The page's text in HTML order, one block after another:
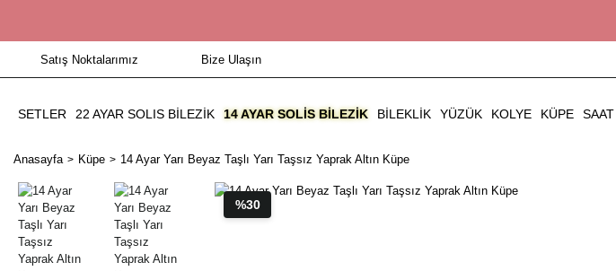
Satış Noktalarımız Bize Ulaşın
SETLER 22 AYAR SOLIS BİLEZİK 14 AYAR SOLIS BILEZIK BILEKLIK YÜZÜK KOLYE KÜPE SAAT
Anasayfa Küpe 14 Ayar Yarı Beyaz Taşlı Yarı Taşsız Yaprak Altın Küpe
%30